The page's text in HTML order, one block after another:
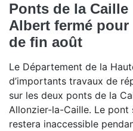
Ponts de la
Albert fermé
de fin août
Le Département de la
d’importants travaux de
sur les deux ponts de la
Allonzier-la-Caille. Le pont
restera inaccessible